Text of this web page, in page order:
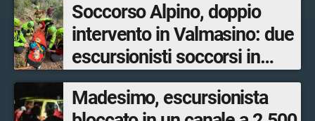
Soccorso Alpino, doppio
intervento in Valmasino: due
escursionisti soccorsi in
poche ore
Madesimo, escursionista